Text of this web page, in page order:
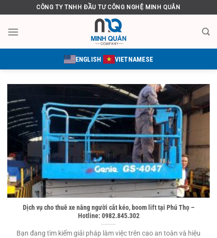
qua
nội
CÔNG TY TNHH ĐẦU TƯ CÔNG NGHỆ MINH QUÂN
ENGLISH VIETNAMESE
Dịch vụ cho thuê xe nâng người cắt kéo, boom lift tại Phú Thọ –
Hotline: 0982.845.302
Bạn đang tìm kiếm giải pháp làm việc trên cao an toàn và hiệu